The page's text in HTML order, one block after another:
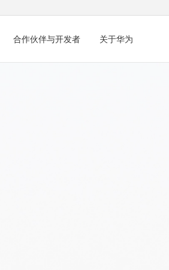
合作伙伴与开发者 关于华为